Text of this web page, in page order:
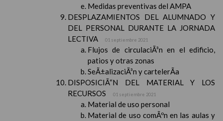
Medidas preventivas del AMPA
DESPLAZAMIENTOS DEL ALUMNADO Y
DEL PERSONAL DURANTE LA JORNADA
LECTIVA
01 septiembre 2021
Flujos de circulaciÃ³n en el edificio,
patios y otras zonas
SeÃ±alizaciÃ³n y cartelerÃ­a
DISPOSICIÃ“N DEL MATERIAL Y LOS
RECURSOS
01 septiembre 2021
Material de uso personal
Material de uso comÃºn en las aulas y